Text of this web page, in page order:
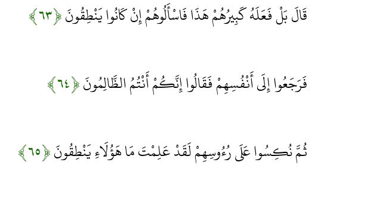
قَالَ بَلْ فَعَلَهُ كَبِيرُهُمْ هَذَا فَاسْأَلُوهُمْ إِنْ كَانُوا يَنْطِقُونَ﴿۶۳﴾
فَرَجَعُوا إِلَى أَنْفُسِهِمْ فَقَالُوا إِنَّكُمْ أَنْتُمُ الظَّالِمُونَ﴿۶۴﴾
ثُمَّ نُكِسُوا عَلَى رُءُوسِهِمْ لَقَدْ عَلِمْتَ مَا هَؤُلَاءِ يَنْطِقُونَ﴿۶۵﴾